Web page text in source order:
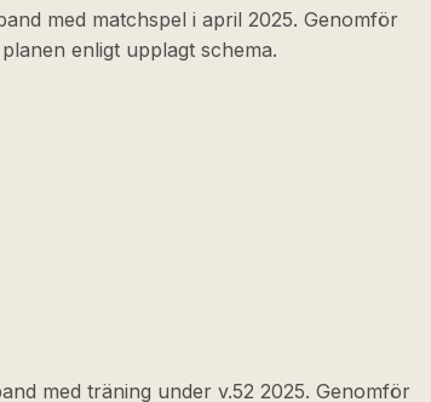
med matchspel i april 2025. Genomför
enligt upplagt schema.
med träning under v.52 2025. Genomför